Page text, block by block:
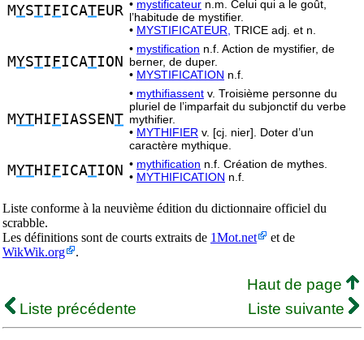
MYSTI FICATEUR • mystificateur n.m. Celui qui a le goût,
l’habitude de mystifier.
• MYSTIFICATEUR, TRICE adj. et n.
MYSTI FICATION
• mystification n.f. Action de mystifier, de
berner, de duper.
• MYSTIFICATION n.f.
MYTHI FIASSENT
• mythifiassent v. Troisième personne du
pluriel de l’imparfait du subjonctif du verbe
mythifier.
• MYTHIFIER v. [cj. nier]. Doter d’un
caractère mythique.
MYTHI FICATION • mythification n.f. Création de mythes.
• MYTHIFICATION n.f.
Liste conforme à la neuvième édition du dictionnaire officiel du
scrabble.
Les définitions sont de courts extraits de 1Mot.net
et de
WikWik.org
.
Haut de page
Liste précédente
Liste suivante